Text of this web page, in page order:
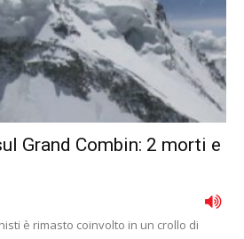
Grand Combin: 2 morti e
è rimasto coinvolto in un crollo di